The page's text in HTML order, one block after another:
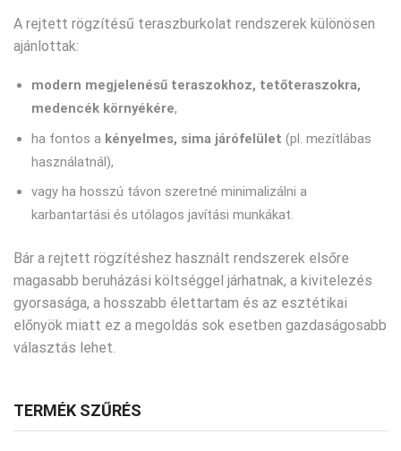
A rejtett rögzítésű teraszburkolat rendszerek különösen
ajánlottak:
modern megjelenésű teraszokhoz, tetőteraszokra,
medencék környékére,
ha fontos a kényelmes, sima járófelület (pl. mezítlábas
használatnál),
vagy ha hosszú távon szeretné minimalizálni a
karbantartási és utólagos javítási munkákat.
Bár a rejtett rögzítéshez használt rendszerek elsőre
magasabb beruházási költséggel járhatnak, a kivitelezés
gyorsasága, a hosszabb élettartam és az esztétikai
előnyök miatt ez a megoldás sok esetben gazdaságosabb
választás lehet.
TERMÉK SZŰRÉS